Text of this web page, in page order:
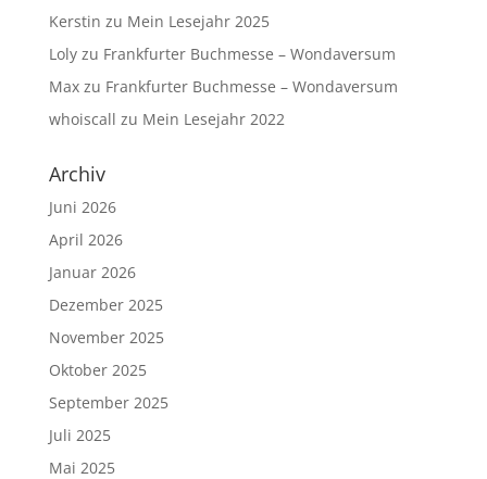
Kerstin zu Mein Lesejahr 2025
Lolyzu Frankfurter Buchmesse – Wondaversum
Maxzu Frankfurter Buchmesse – Wondaversum
whoiscall zu Mein Lesejahr 2022
Archiv
Juni 2026
April 2026
Januar 2026
Dezember 2025
November 2025
Oktober 2025
September 2025
Juli 2025
Mai 2025